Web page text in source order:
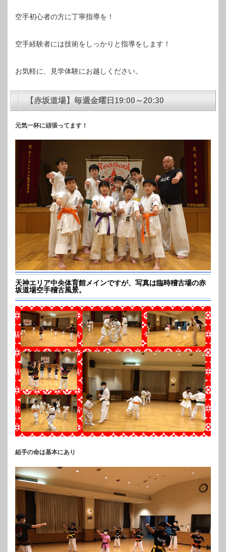
空手初心者の方に丁寧指導を！
空手経験者には技術をしっかりと指導をします！
お気軽に、見学体験にお越しください。
【赤坂道場】毎週金曜日19:00～20:30
元気一杯に頑張ってます！
天神エリア中央体育館メインですが、写真は臨時稽古場の赤
坂道場空手稽古風景。
組手の命は基本にあり